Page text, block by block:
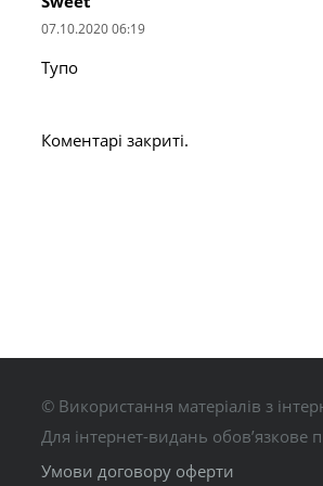
07.10.2020 06:19
Тупо
Коментарі закриті.
© Використання матеріалів з
Для інтернет-видань обов’язкове
Умови договору оферти